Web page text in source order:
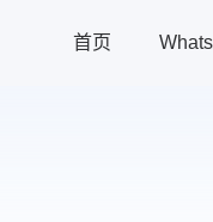
首页